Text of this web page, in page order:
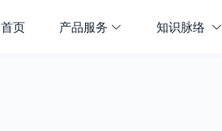
首页 产品服务 知识脉络